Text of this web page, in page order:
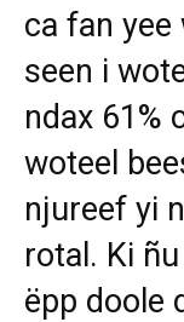
ca fan yee
seen i
ndax 61%
woteel
njureef yi
rotal. Ki
ëpp doole